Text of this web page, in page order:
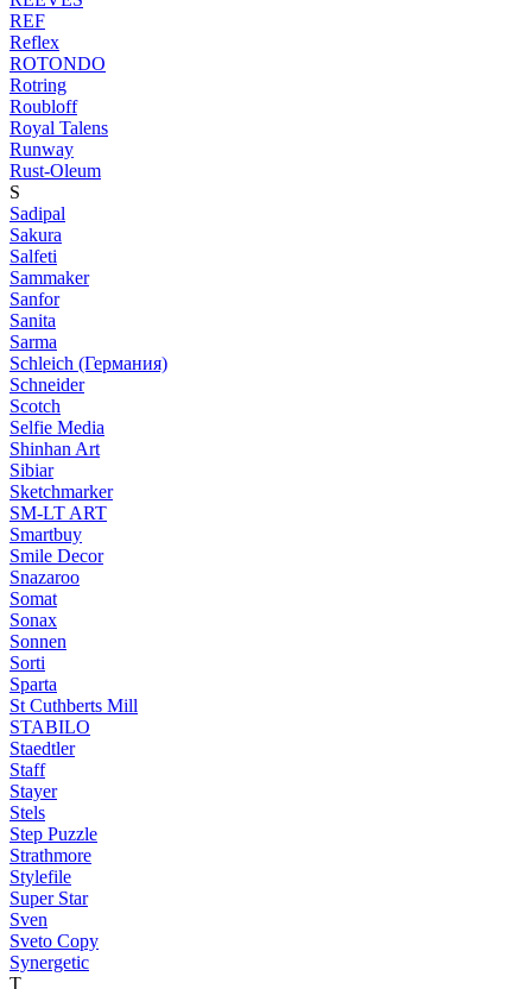
REF
Reflex
ROTONDO
Rotring
Roubloff
Royal Talens
Runway
Rust-Oleum
S
Sadipal
Sakura
Salfeti
Sammaker
Sanfor
Sanita
Sarma
Schleich (Германия)
Schneider
Scotch
Selfie Media
Shinhan Art
Sibiar
Sketchmarker
SM-LT ART
Smartbuy
Smile Decor
Snazaroo
Somat
Sonax
Sonnen
Sorti
Sparta
St Cuthberts Mill
STABILO
Staedtler
Staff
Stayer
Stels
Step Puzzle
Strathmore
Stylefile
Super Star
Sven
Sveto Copy
Synergetic
T